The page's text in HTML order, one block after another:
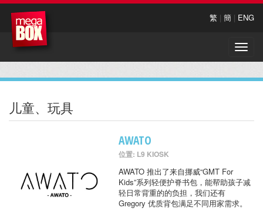
繁 | 簡 | ENG
Toggle
儿童、玩具
AWATO
位置: L9 KIOSK
AWATO 推出了来自挪威“GMT For
Kids”系列轻便护脊书包，能帮助孩子减
轻日常背重的的负担，我们还有
Gregory 优质背包满足不同用家需求。